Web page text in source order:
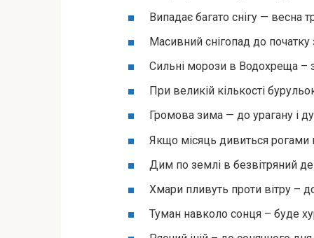
Випадає багато снігу —
Масивний снігопад до
Сильні морози в Водохреща –
При великій кількості
Громова зима — до урагану і
Якщо місяць дивиться рогами
Дим по землі в безвітряний
Хмари пливуть проти вітру –
Туман навколо сонця – буде